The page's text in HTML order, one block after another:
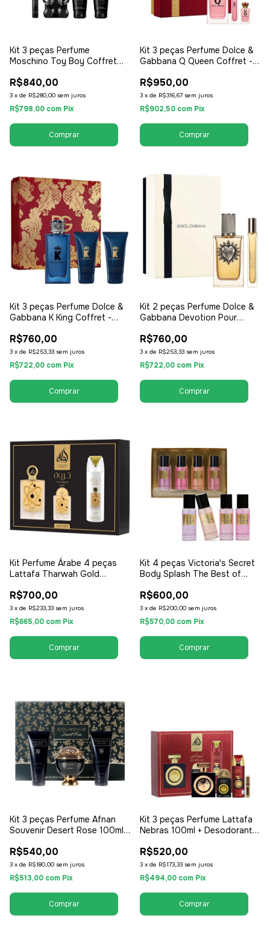
Kit 3 peças Perfume
Moschino Toy Boy Coffret
100ml + Travel Size 10ml -
EDP Eau de Parfum - Feminino
R$840,00
3 x de R$280,00 sem juros
R$798,00 com Pix
Kit 3 peças Perfume Dolce &
Gabbana Q Queen Coffret -
Shave Balm + Shower Gel -
EDP Eau de Parfum - Feminino
R$950,00
3 x de R$316,67 sem juros
R$902,50 com Pix
Kit 3 peças Perfume Dolce &
Gabbana K King Coffret -
Shave Balm + Shower Gel -
EDT Eau de Toilette -
Masculino
R$760,00
3 x de R$253,33 sem juros
R$722,00 com Pix
Kit 2 peças Perfume Dolce &
Gabbana Devotion Pour
de Parfum - Masculino
R$760,00
3 x de R$253,33 sem juros
R$722,00 com Pix
Kit Perfume Árabe 4 peças
Lattafa Tharwah Gold
Desodorante - EDP Eau de
Parfum - Feminino
R$700,00
3 x de R$233,33 sem juros
R$665,00 com Pix
Kit 4 peças Victoria's Secret
Body Splash The Best of
R$600,00
3 x de R$200,00 sem juros
R$570,00 com Pix
Kit 3 peças Perfume Afnan
Souvenir Desert Rose 100ml +
Eau de Parfum - Feminino
R$540,00
3 x de R$180,00 sem juros
R$513,00 com Pix
Kit 3 peças Perfume Lattafa
Nebras 100ml + Desodorante
- Unissex / Compartilhável
R$520,00
3 x de R$173,33 sem juros
R$494,00 com Pix